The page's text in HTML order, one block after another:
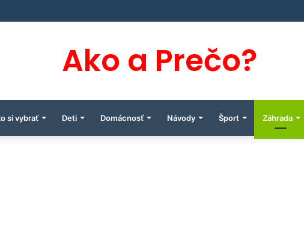
Ako a Prečo?
si vybrať Deti Domácnosť Návody Šport Záhrada